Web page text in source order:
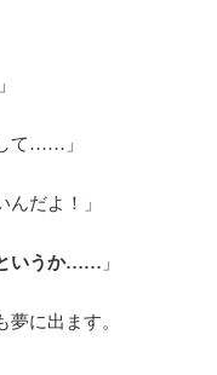
て……」
んだよ！」
いうか…… 」
に出ます。